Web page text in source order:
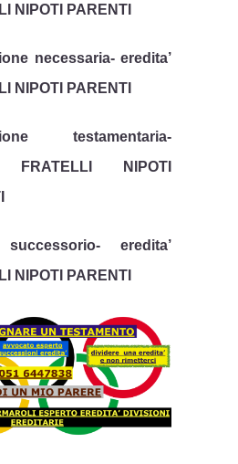
NIPOTI PARENTI
necessaria- eredita’
NIPOTI PARENTI
testamentaria-
FRATELLI NIPOTI
eredita’
NIPOTI PARENTI